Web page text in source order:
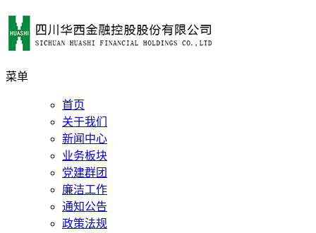
菜单
首页
关于我们
新闻中心
业务板块
党建群团
廉洁工作
通知公告
政策法规